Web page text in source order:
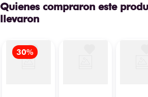
Quienes compraron este
llevaron